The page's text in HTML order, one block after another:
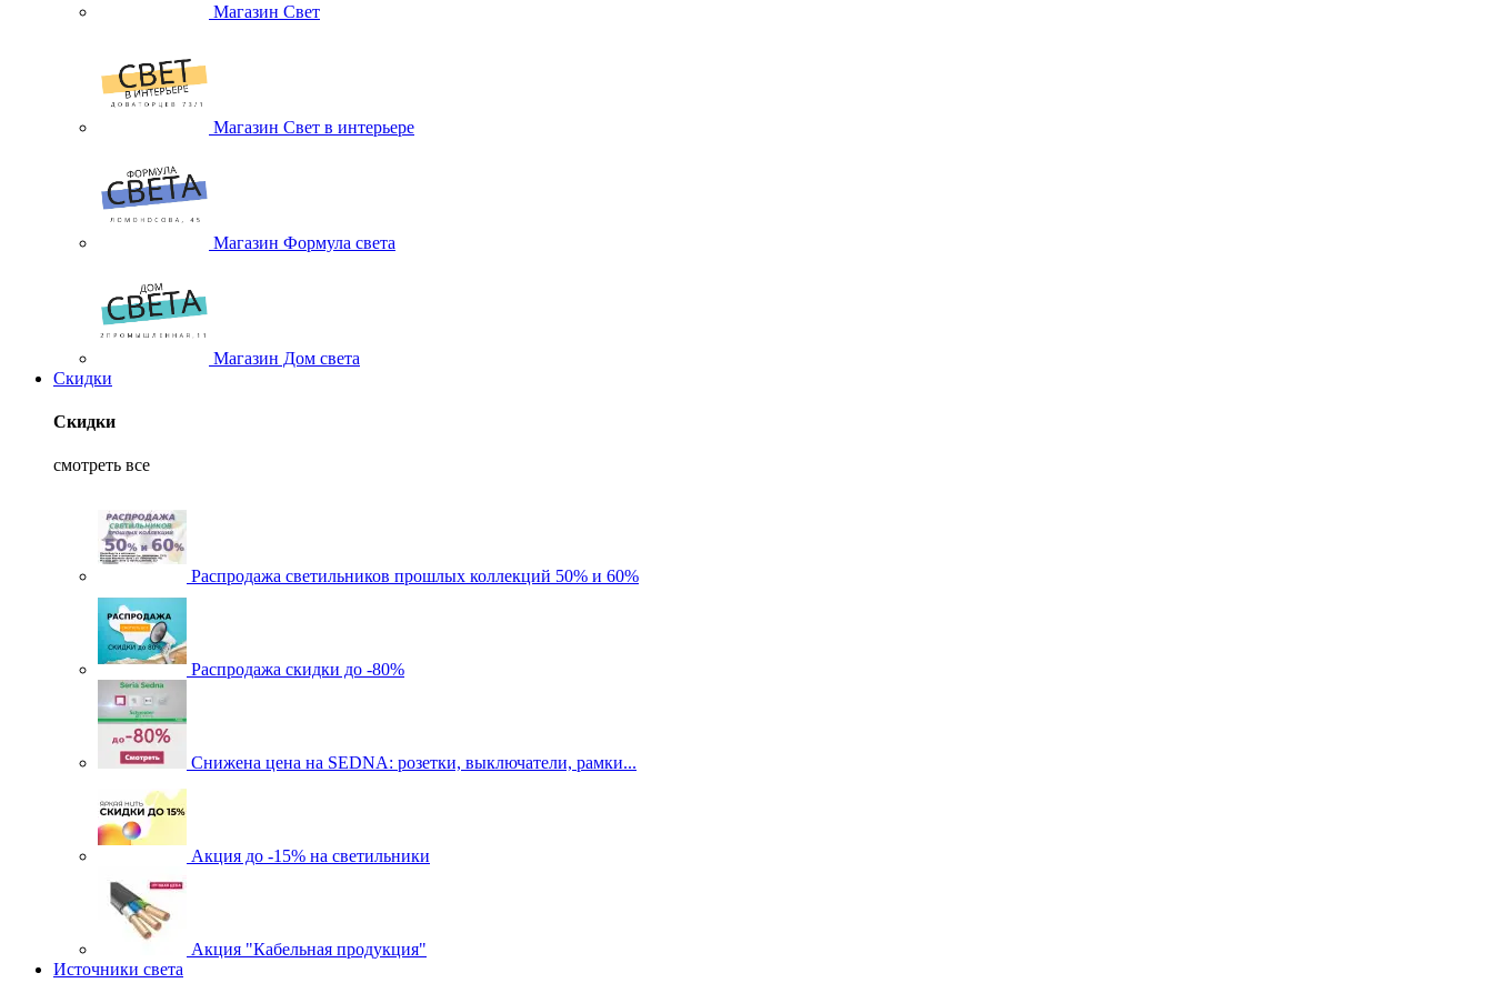
Магазин Свет
Магазин Свет в интерьере
Магазин Формула света
Магазин Дом света
Скидки
Скидки
смотреть все
Распродажа светильников прошлых коллекций 50% и 60%
Распродажа скидки до -80%
Cнижена цена на SEDNA: розетки, выключатели, рамки...
Акция до -15% на светильники
Акция "Кабельная продукция"
Источники света